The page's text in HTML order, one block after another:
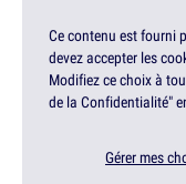
Ce contenu est fourni
devez accepter les
Modifiez ce choix à
de la Confidentialité"
Gérer mes